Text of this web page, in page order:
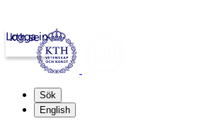
kth.se
Logga in
Sök
English